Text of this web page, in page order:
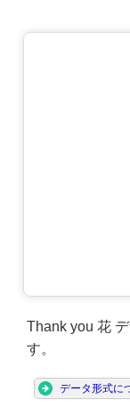
Thank you 花
す。
データ形式に